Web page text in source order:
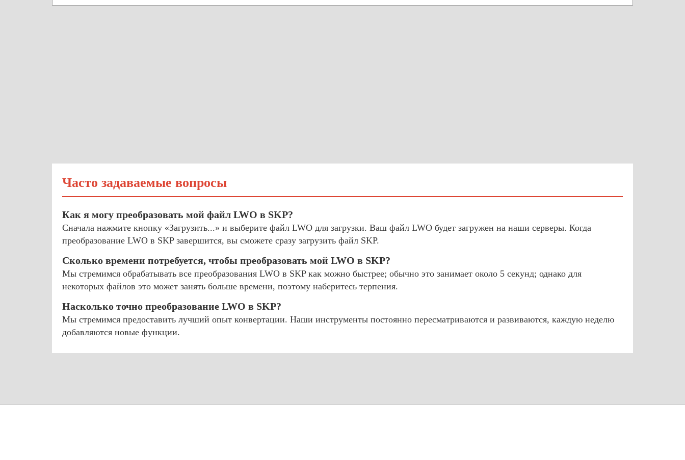
Часто задаваемые вопросы
Как я могу преобразовать мой файл LWO в SKP?
Сначала нажмите кнопку «Загрузить...» и выберите файл LWO для загрузки. Ваш файл LWO будет загружен на наши серверы. Когда
преобразование LWO в SKP завершится, вы сможете сразу загрузить файл SKP.
Сколько времени потребуется, чтобы преобразовать мой LWO в SKP?
Мы стремимся обрабатывать все преобразования LWO в SKP как можно быстрее; обычно это занимает около 5 секунд; однако для
некоторых файлов это может занять больше времени, поэтому наберитесь терпения.
Насколько точно преобразование LWO в SKP?
Мы стремимся предоставить лучший опыт конвертации. Наши инструменты постоянно пересматриваются и развиваются, каждую неделю
добавляются новые функции.